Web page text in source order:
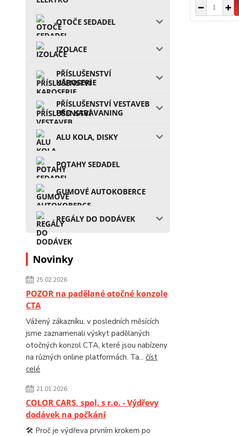
OTOČE SEDADEL
IZOLACE
PŘÍSLUŠENSTVÍ
KAROSERIE
PŘÍSLUŠENSTVÍ VESTAVEB
PRO KARAVANING
ALU KOLA, DISKY
POTAHY SEDADEL
GUMOVÉ AUTOKOBERCE
REGÁLY DO DODÁVEK
Novinky
25.02.2026
POZOR na padělané otočné konzole
CTA
Vážený zákazníku, v posledních měsících
jsme zaznamenali výskyt padělaných
otočných konzol CTA, které jsou nabízeny
na různých online platformách. Ta... číst
celé
21.01.2026
COLOR CARS, spol. s r.o. - Výdřevy
dodávek na počkání
🛠️ Proč je výdřeva prvním krokem po